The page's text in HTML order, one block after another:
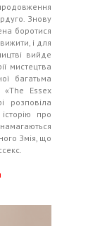
Знову
боротися
і для
вийде
мистецтва
багатьма
«The Essex
розповіла
про
Змія, що